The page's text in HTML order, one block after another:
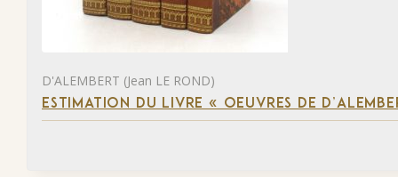
D'ALEMBERT (Jean LE ROND)
ESTIMATION DU LIVRE « OEUVRES DE